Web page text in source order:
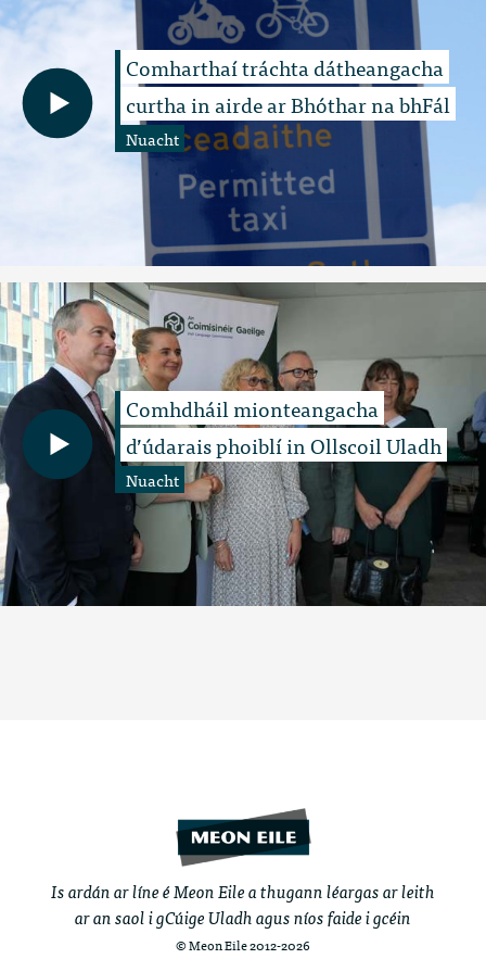
Comharthaí tráchta dátheangacha
curtha in airde ar Bhóthar na bhFál
Nuacht
Comhdháil mionteangacha
d’údarais phoiblí in Ollscoil Uladh
Nuacht
Is ardán ar líne é Meon Eile a thugann léargas ar leith
ar an saol i gCúige Uladh agus níos faide i gcéin
© Meon Eile 2012-2026